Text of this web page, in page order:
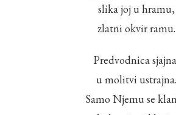
slika joj u hramu,
zlatni okvir ramu.
Predvodnica
u molitvi ustrajna.
Samo Njemu se